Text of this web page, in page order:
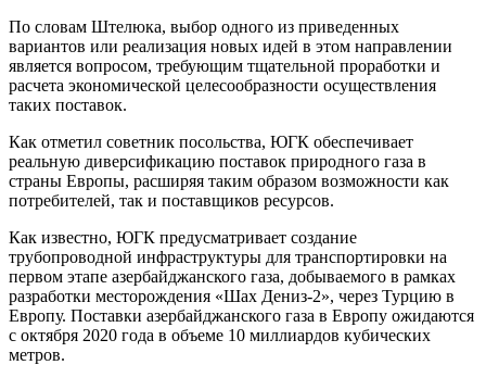
По словам Штелюка, выбор одного из приведенных
вариантов или реализация новых идей в этом направлении
является вопросом, требующим тщательной проработки и
расчета экономической целесообразности осуществления
таких поставок.
Как отметил советник посольства, ЮГК обеспечивает
реальную диверсификацию поставок природного газа в
страны Европы, расширяя таким образом возможности как
потребителей, так и поставщиков ресурсов.
Как известно, ЮГК предусматривает создание
трубопроводной инфраструктуры для транспортировки на
первом этапе азербайджанского газа, добываемого в рамках
разработки месторождения «Шах Дениз-2», через Турцию в
Европу. Поставки азербайджанского газа в Европу ожидаются
с октября 2020 года в объеме 10 миллиардов кубических
метров.